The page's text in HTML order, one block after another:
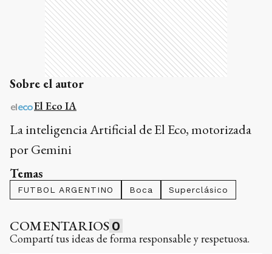
Sobre el autor
El Eco IA
La inteligencia Artificial de El Eco, motorizada
por Gemini
Temas
FUTBOL ARGENTINO Boca Superclásico
COMENTARIOS
Compartí tus ideas de forma responsable y respetuosa.
comentar